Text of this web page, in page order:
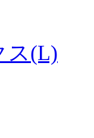
ス(L)